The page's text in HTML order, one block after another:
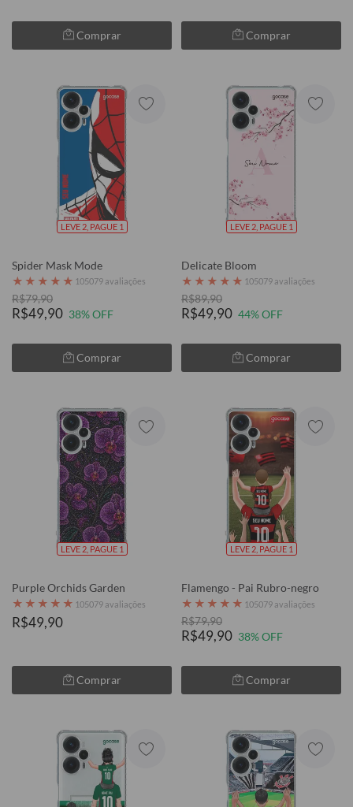
Comprar Comprar
LEVE 2, PAGUE 1
Spider Mask Mode
★ ★ ★ ★ ★ 105079 avaliações
R$79,90
R$49,90 38% OFF
Comprar
LEVE 2, PAGUE 1
Delicate Bloom
★ ★ ★ ★ ★ 105079 avaliações
R$89,90
R$49,90 44% OFF
Comprar
LEVE 2, PAGUE 1
Purple Orchids Garden
★ ★ ★ ★ ★ 105079 avaliações
R$49,90
Comprar
LEVE 2, PAGUE 1
Flamengo - Pai Rubro-negro
★ ★ ★ ★ ★ 105079 avaliações
R$79,90
R$49,90 38% OFF
Comprar